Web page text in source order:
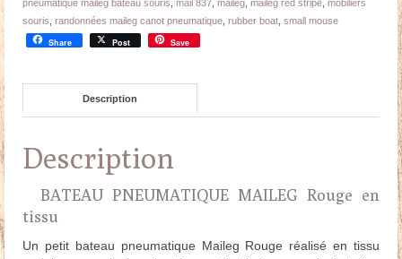
pneumatique maileg bateau souris mail 837 maileg maileg red stripe mobiliers
souris randonnées maileg canot pneumatique rubber boat small mouse
Share Post Save
Description
Description
BATEAU PNEUMATIQUE MAILEG Rouge en
tissu
Un petit bateau pneumatique Maileg Rouge réalisé en tissu